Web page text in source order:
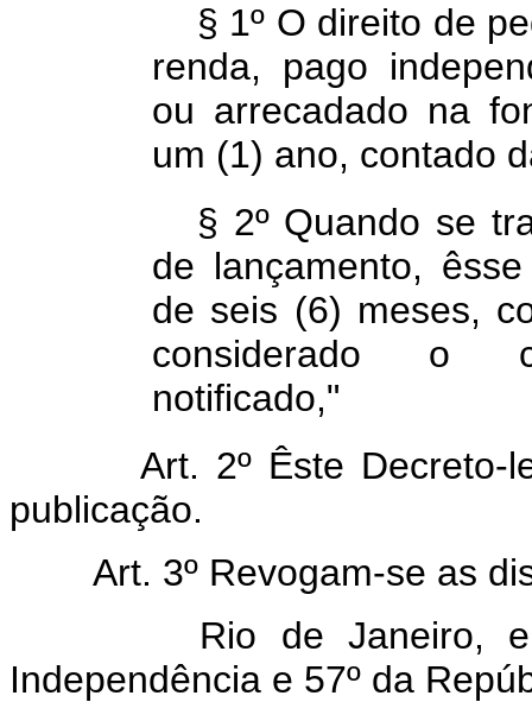
§ 1º O direito de
renda, pago
ou arrecadado na
um (1) ano, contado
§ 2º Quando se
de lançamento,
de seis (6) meses,
considerado o
notificado,"
Art. 2º Êste
publicação.
Art. 3º Revogam-se as
Rio de Janeiro, em
Independência e 57º da